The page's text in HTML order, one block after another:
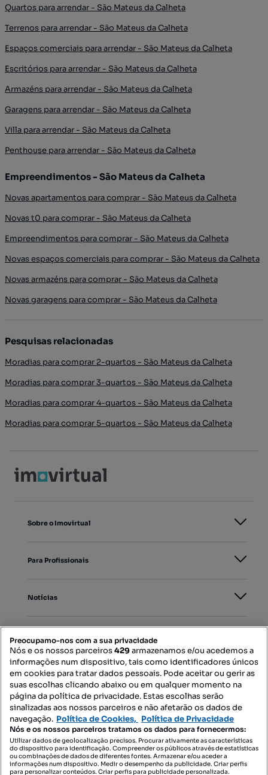
Quartos para arrendar - São Mateus da Calheta
Terrenos para arrendar - São Mateus da Calheta
Espaços comerciais para arrendar - São Mateus da Calheta
Escritórios para arrendar - São Mateus da Calheta
Armazéns para arrendar - São Mateus da Calheta
Garagens para arrendar - São Mateus da Calheta
Villa para arrendar - São Mateus da Calheta
Penthouse para arrendar - São Mateus da Calheta
Empreendimentos - São Mateus da Calheta
Novas apartamentos para comprar - São Mateus da Calheta
Novas t0 para comprar - São Mateus da Calheta
Empreendimentos para comprar - São Mateus da Calheta
Novas espaços comerciais para comprar - São Mateus da Calheta
Novas armazéns para comprar - São Mateus da Calheta
Novas garagens para comprar - São Mateus da Calheta
Pesquisas relacionadas
Moradias para comprar 2-quartos - São Mateus da Calheta
Moradias para comprar 3-quartos - São Mateus da Calheta
Moradias para comprar 4-quartos - São Mateus da Calheta
Moradias para comprar 5-quartos - São Mateus da Calheta
Sobre o Imovirtual
Para Profissionais
Notícias
Mapa do Site
Contacte-nos
SIGA-NOS:
Preocupamo-nos com a sua privacidade
Nós e os nossos parceiros429armazenamos e/ou acedemos a
informações num dispositivo, tais como identificadores únicos
em cookies para tratar dados pessoais. Pode aceitar ou gerir as
suas escolhas clicando abaixo ou em qualquer momento na
página da política de privacidade. Estas escolhas serão
sinalizadas aos nossos parceiros e não afetarão os dados de
navegação. Política de Cookies, Política de Privacidade
Nós e os nossos parceiros tratamos os dados para fornecermos:
Utilizar dados de geolocalização precisos. Procurar ativamente as características
do dispositivo para identificação. Compreender os públicos através de estatísticas
ou combinações de dados de diferentes fontes. Armazenar e/ou aceder a
informações num dispositivo. Medir o desempenho da publicidade. Criar perfis
para personalizar conteúdos. Criar perfis para publicidade personalizada.